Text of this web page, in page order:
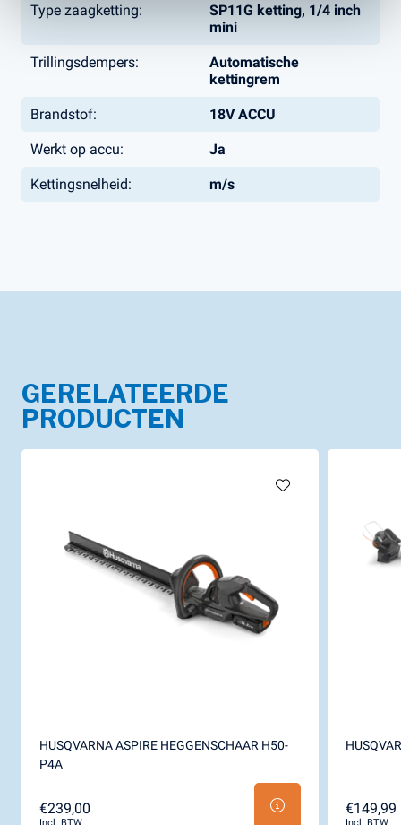
Type zaagketting:
SP11G ketting, 1/4 inch
mini
Trillingsdempers:
Automatische
kettingrem
Brandstof: 18V ACCU
Werkt op accu: Ja
Kettingsnelheid: m/s
GERELATEERDE
PRODUCTEN
HUSQVARNA ASPIRE HEGGENSCHAAR H50-
P4A
€239,00 €149,99